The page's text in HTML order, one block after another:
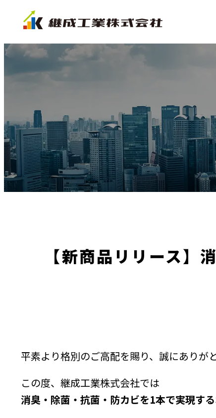
【新商品リリース
平素より格別のご高配を賜り、誠にありが
この度、継成工業株式会社では
消臭・除菌・抗菌・防カビを1本で実現す